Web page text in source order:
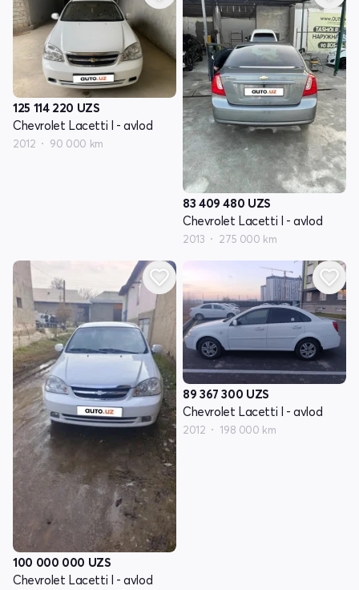
125 114 220 UZS
Chevrolet Lacetti I - avlod
2012 90 000 km
83 409 480 UZS
Chevrolet Lacetti I - avlod
2013 275 000 km
100 000 000 UZS
Chevrolet Lacetti I - avlod
89 367 300 UZS
Chevrolet Lacetti I - avlod
2012 198 000 km